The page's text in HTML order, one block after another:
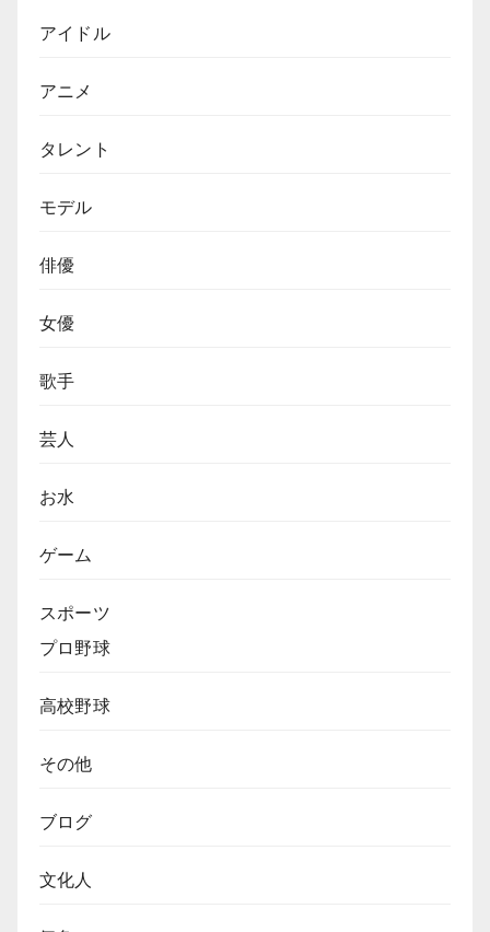
アイドル
アニメ
タレント
モデル
俳優
女優
歌手
芸人
お水
ゲーム
スポーツ
プロ野球
高校野球
その他
ブログ
文化人